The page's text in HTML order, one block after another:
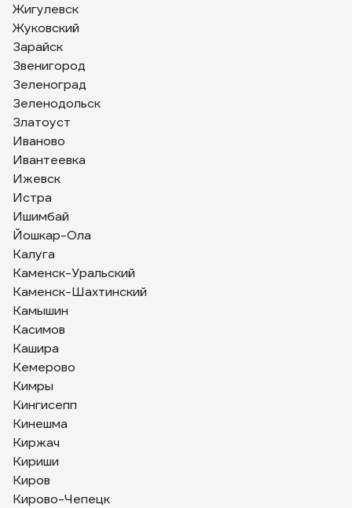
Жигулевск
Жуковский
Зарайск
Звенигород
Зеленоград
Зеленодольск
Златоуст
Иваново
Ивантеевка
Ижевск
Истра
Ишимбай
Йошкар-Ола
Калуга
Каменск-Уральский
Каменск-Шахтинский
Камышин
Касимов
Кашира
Кемерово
Кимры
Кингисепп
Кинешма
Киржач
Кириши
Киров
Кирово-Чепецк